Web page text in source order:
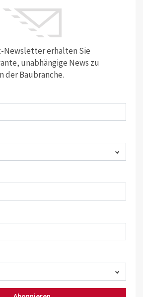
Newsletter erhalten Sie
unabhängige News zu
der Baubranche.